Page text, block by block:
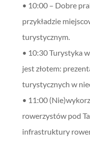
• 10:00 – Dobre
przykładzie
turystycznym.
• 10:30 Turystyka
jest złotem:
turystycznych w
• 11:00
rowerzystów pod
infrastruktury